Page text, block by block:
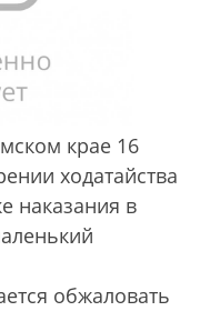
крае 16
ходатайства
наказания в
обжаловать